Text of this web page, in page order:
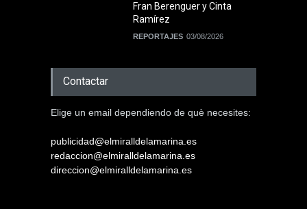
Fran Berenguer y Cinta
Ramírez
REPORTAJES 03/08/2026
Contactar
Elige un email dependiendo de què necesites:
publicidad@elmiralldelamarina.es
redaccion@elmiralldelamarina.es
direccion@elmiralldelamarina.es